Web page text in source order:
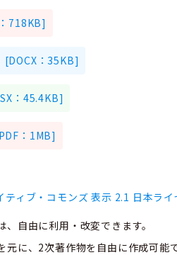
718KB]
[DOCX：35KB]
：45.4KB]
：1MB]
ティブ・コモンズ 表示 2.1 日本ライ
自由に利用・改変できます。
に、2次著作物を自由に作成可能で